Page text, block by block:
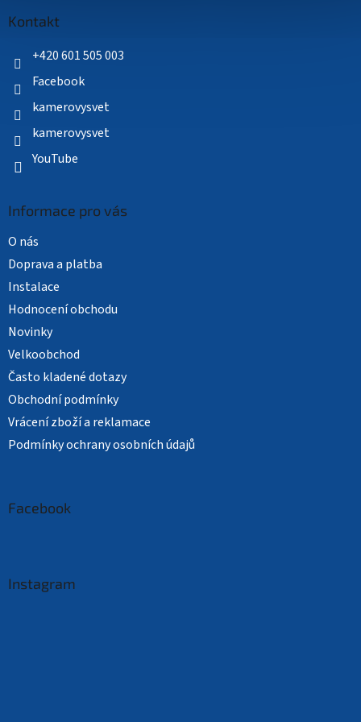
Kontakt
+420 601 505 003
Facebook
kamerovysvet
kamerovysvet
YouTube
Informace pro vás
O nás
Doprava a platba
Instalace
Hodnocení obchodu
Novinky
Velkoobchod
Často kladené dotazy
Obchodní podmínky
Vrácení zboží a reklamace
Podmínky ochrany osobních údajů
Facebook
Instagram